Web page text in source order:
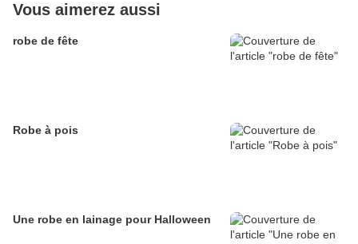
Vous aimerez aussi
robe de fête
Robe à pois
Une robe en lainage pour Halloween